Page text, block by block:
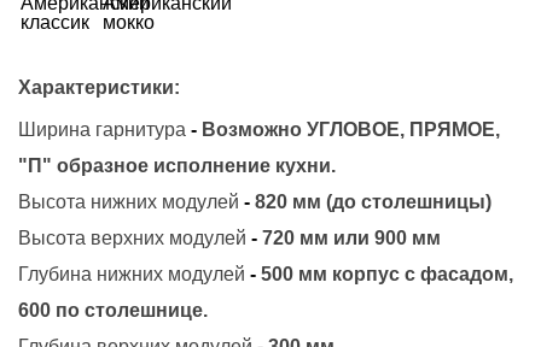
Характеристики:
Ширина гарнитура - Возможно УГЛОВОЕ, ПРЯМОЕ,
"П" образное исполнение кухни.
Высота нижних модулей - 820 мм (до столешницы)
Высота верхних модулей - 720 мм или 900 мм
Глубина нижних модулей - 500 мм корпус с фасадом,
600 по столешнице.